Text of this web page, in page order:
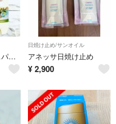
【2個】オールドスパイス★フィジー ピュアスポーツ Old Spice
日焼け止め/サンオイル
アネッサ日焼け止め
¥ 2,900